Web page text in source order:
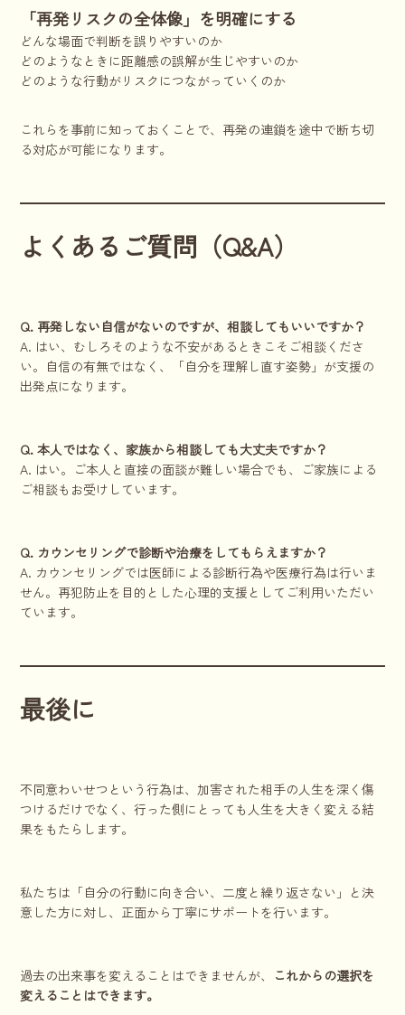
「再発リスクの全体像」を明確にする
どんな場面で判断を誤りやすいのか
どのようなときに距離感の誤解が生じやすいのか
どのような行動がリスクにつながっていくのか
これらを事前に知っておくことで、再発の連鎖を途中で断ち切
る対応が可能になります。
よくあるご質問（Q&A）
Q. 再発しない自信がないのですが、相談してもいいですか？
A. はい、むしろそのような不安があるときこそご相談くださ
い。自信の有無ではなく、「自分を理解し直す姿勢」が支援の
出発点になります。
Q. 本人ではなく、家族から相談しても大丈夫ですか？
A. はい。ご本人と直接の面談が難しい場合でも、ご家族による
ご相談もお受けしています。
Q. カウンセリングで診断や治療をしてもらえますか？
A. カウンセリングでは医師による診断行為や医療行為は行いま
せん。再犯防止を目的とした心理的支援としてご利用いただい
ています。
最後に
不同意わいせつという行為は、加害された相手の人生を深く傷
つけるだけでなく、行った側にとっても人生を大きく変える結
果をもたらします。
私たちは「自分の行動に向き合い、二度と繰り返さない」と決
意した方に対し、正面から丁寧にサポートを行います。
過去の出来事を変えることはできませんが、
これからの選択を
変えることはできます。